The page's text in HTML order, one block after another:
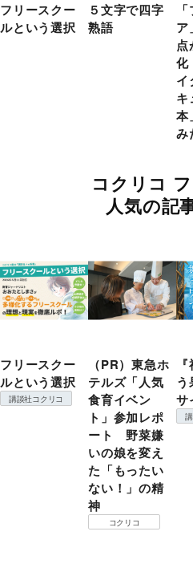
フリースクー
ルという選択
５文字で四字
熟語
ア
点
イ
キ
本
み
コクリコ
人気の記
フリースクー
ルという選択
講談社コクリコ
（PR）東急ホ
テルズ「人気
食育イベン
ト」参加レポ
ート 野菜嫌
いの娘を変え
た「もったい
ない！」の精
神
コクリコ
サ